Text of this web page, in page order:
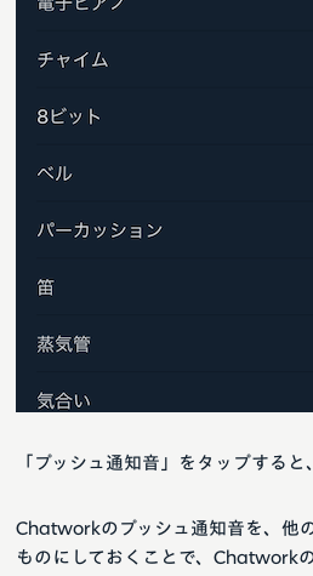
「プッシュ通知音」をタップすると
Chatworkのプッシュ通知音を、他
ものにしておくことで、Chatwork